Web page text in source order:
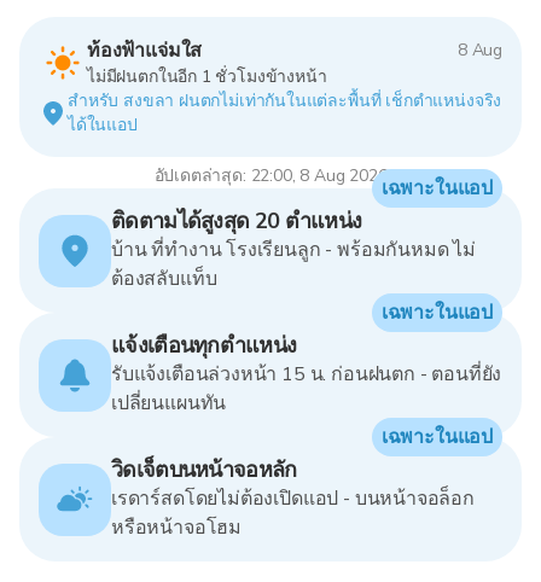
ท้องฟ้าแจ่มใส
8 Aug
ไม่มีฝนตกในอีก 1 ชั่วโมงข้างหน้า
สำหรับ สงขลา ฝนตกไม่เท่ากันในแต่ละพื้นที่ เช็กตำแหน่งจริง
ได้ในแอป
อัปเดตล่าสุด: 22:00, 8 Aug 2026
ติดตามได้สูงสุด 20 ตำแหน่ง
บ้าน ที่ทำงาน โรงเรียนลูก - พร้อมกันหมด ไม่
ต้องสลับแท็บ
เฉพาะในแอป
แจ้งเตือนทุกตำแหน่ง
รับแจ้งเตือนล่วงหน้า 15 น. ก่อนฝนตก - ตอนที่ยัง
เปลี่ยนแผนทัน
เฉพาะในแอป
วิดเจ็ตบนหน้าจอหลัก
เรดาร์สดโดยไม่ต้องเปิดแอป - บนหน้าจอล็อก
หรือหน้าจอโฮม
เฉพาะในแอป